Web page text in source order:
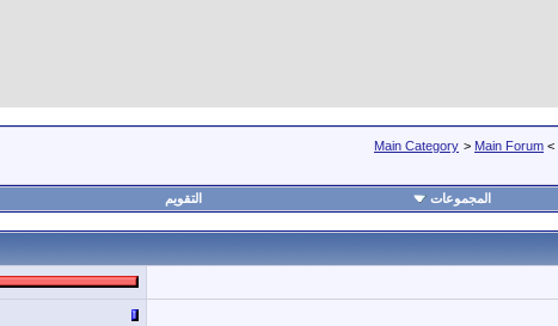
>
Main Category > Main Forum
المجموعات التقويم